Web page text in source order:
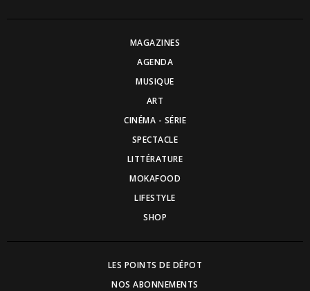
MAGAZINES
AGENDA
MUSIQUE
ART
CINÉMA - SÉRIE
SPECTACLE
LITTÉRATURE
MOKAFOOD
LIFESTYLE
SHOP
LES POINTS DE DÉPOT
NOS ABONNEMENTS